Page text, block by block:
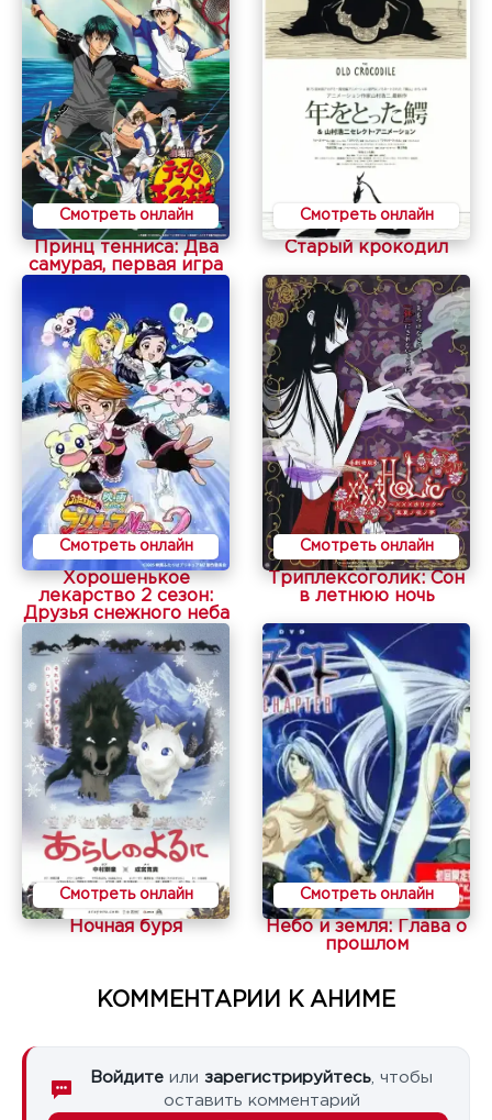
Смотреть онлайн
Принц тенниса: Два
самурая, первая игра
Смотреть онлайн
Старый крокодил
Смотреть онлайн
Хорошенькое
лекарство 2 сезон:
Друзья снежного неба
Смотреть онлайн
Триплексоголик: Сон
в летнюю ночь
Смотреть онлайн
Ночная буря
Смотреть онлайн
Небо и земля: Глава о
прошлом
КОММЕНТАРИИ К АНИМЕ
Войдите или зарегистрируйтесь , чтобы
оставить комментарий